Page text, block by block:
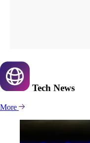
Tech News
More